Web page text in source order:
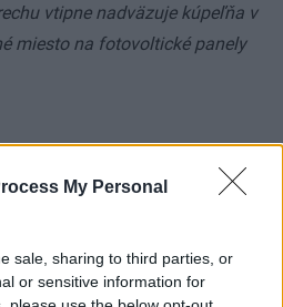
My Personal
sale, sharing to third parties, or
or sensitive information for
vtipne nadväzuje kúpeľňa v
miesto na fotovoltické panely
aj ekologicky: